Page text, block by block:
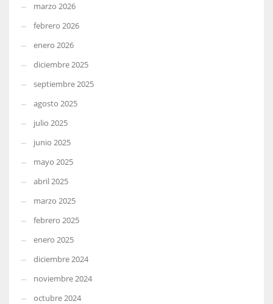
marzo 2026
febrero 2026
enero 2026
diciembre 2025
septiembre 2025
agosto 2025
julio 2025
junio 2025
mayo 2025
abril 2025
marzo 2025
febrero 2025
enero 2025
diciembre 2024
noviembre 2024
octubre 2024